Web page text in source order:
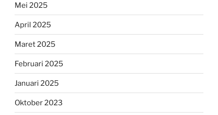
Mei 2025
April 2025
Maret 2025
Februari 2025
Januari 2025
Oktober 2023